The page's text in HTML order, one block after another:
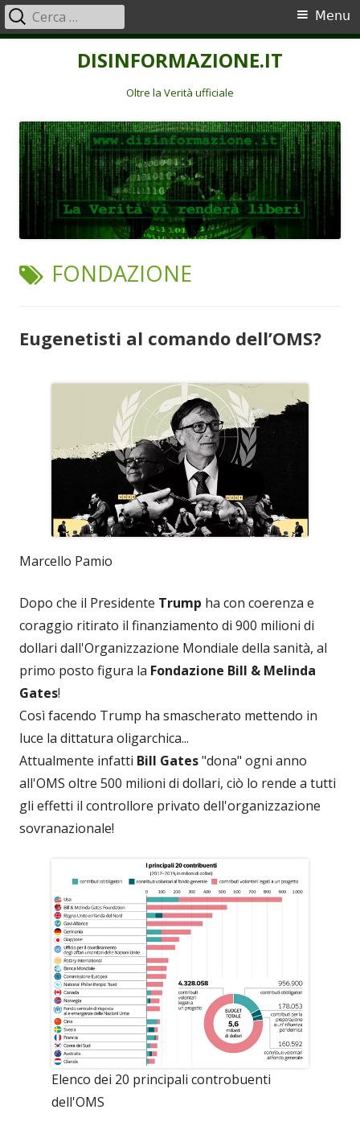
DISINFORMAZIONE.IT
Oltre la Verità ufficiale
Menu
principale
Menu
Ricerca
per:
TAG:
FONDAZIONE
Eugenetisti al comando dell’OMS?
Marcello Pamio
Dopo che il Presidente Trump ha con coerenza e
coraggio ritirato il finanziamento di 900 milioni di
dollari dall'Organizzazione Mondiale della sanità, al
primo posto figura la Fondazione Bill & Melinda
Gates!
Così facendo Trump ha smascherato mettendo in
luce la dittatura oligarchica...
Attualmente infatti Bill Gates"dona" ogni anno
all'OMS oltre 500 milioni di dollari, ciò lo rende a tutti
gli effetti il controllore privato dell'organizzazione
sovranazionale!
Elenco dei 20 principali controbuenti
dell'OMS